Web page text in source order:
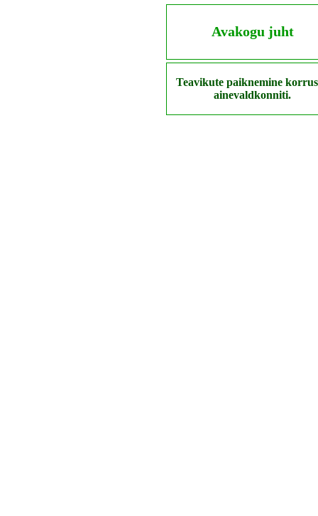
Avakogu juht
Teavikute paiknemine
ainevaldkonniti.